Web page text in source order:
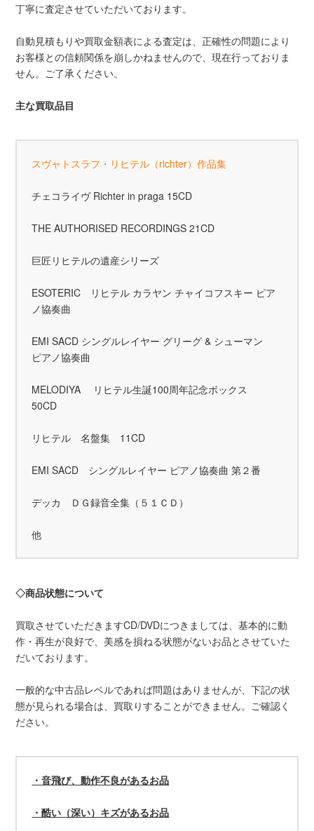
丁寧に査定させていただいております。
自動見積もりや買取金額表による査定は、正確性の問題により
お客様との信頼関係を崩しかねませんので、現在行っておりま
せん。ご了承ください。
主な買取品目
スヴャトスラフ・リヒテル（richter）作品集
チェコライヴ Richter in praga 15CD
THE AUTHORISED RECORDINGS 21CD
巨匠リヒテルの遺産シリーズ
ESOTERIC リヒテル カラヤン チャイコフスキー ピア
ノ協奏曲
EMI SACD シングルレイヤー グリーグ & シューマン
ピアノ協奏曲
MELODIYA リヒテル生誕100周年記念ボックス
50CD
リヒテル 名盤集 11CD
EMI SACD シングルレイヤー ピアノ協奏曲 第２番
デッカ ＤＧ録音全集（５１ＣＤ）
他
◇商品状態について
買取させていただきますCD/DVDにつきましては、基本的に動
作・再生が良好で、美感を損ねる状態がないお品とさせていた
だいております。
一般的な中古品レベルであれば問題はありませんが、下記の状
態が見られる場合は、買取りすることができません。ご確認く
ださい。
・音飛び、動作不良があるお品
・酷い（深い）キズがあるお品